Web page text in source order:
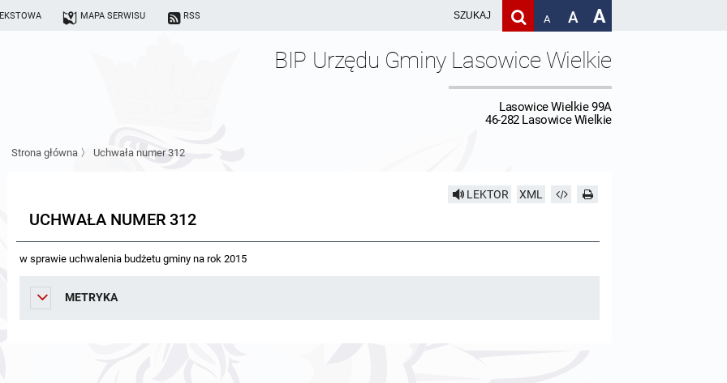
MAPA SERWISU RSS A A A
BIP Urzędu Gminy Lasowice Wielkie
Lasowice Wielkie 99A
46-282 Lasowice Wielkie
Strona główna 〉 Uchwała numer 312
LEKTOR XML
UCHWAŁA NUMER 312
w sprawie uchwalenia budżetu gminy na rok 2015
METRYKA